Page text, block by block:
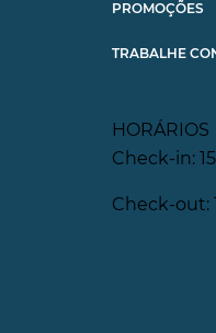
PROMOÇÕES
TRABALHE
HORÁRIOS
Check-in:
Check-out: